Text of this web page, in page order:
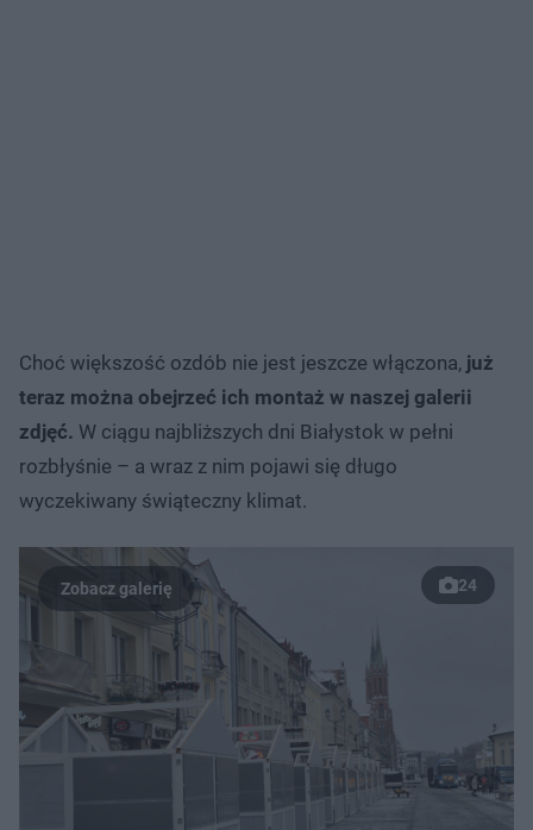
Choć większość ozdób nie jest jeszcze włączona, już
teraz można obejrzeć ich montaż w naszej galerii
zdjęć. W ciągu najbliższych dni Białystok w pełni
rozbłyśnie – a wraz z nim pojawi się długo
wyczekiwany świąteczny klimat.
24